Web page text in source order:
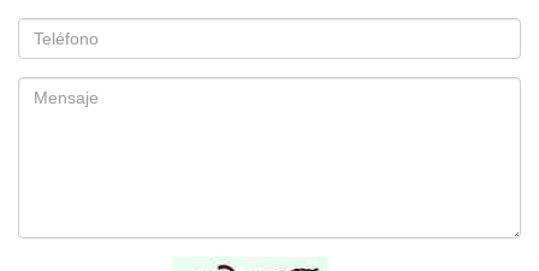
Telefono
Mensaje